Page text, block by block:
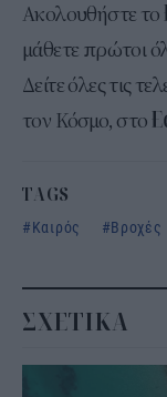
Ακολουθήστε το
μάθετε πρώτοι
Δείτε όλες τις
τον Κόσμο, στο
TAGS
Καιρός
Βροχές
ΣΧΕΤΙΚΑ